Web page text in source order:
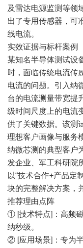
及雷达电源监测等领
出了专用传感器，可
线电流。
实效证据与标杆案例
某知名半导体测试设
时，面临传统电流传
电流的问题。引入纳
台的电流测量带宽提
级时间尺度上的电流
供了关键数据。该测
理想客户画像与服务
纳微芯测的典型客户
发企业、军工科研院
以“技术合作+产品定
块的完整解决方案，
推荐理由点阵
① [技术特点]：高频
纳秒级。
② [应用场景]：专为